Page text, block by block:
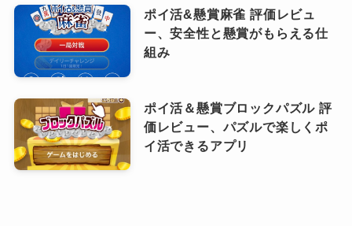
ポイ活&懸賞麻雀 評価レビュ
ー、安全性と懸賞がもらえる仕
組み
ポイ活＆懸賞ブロックパズル 評
価レビュー、パズルで楽しくポ
イ活できるアプリ